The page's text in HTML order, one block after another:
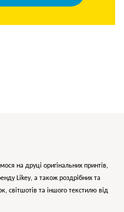
на друці оригінальних принтів,
Likey, а також роздрібних та
світшотів та іншого текстилю від